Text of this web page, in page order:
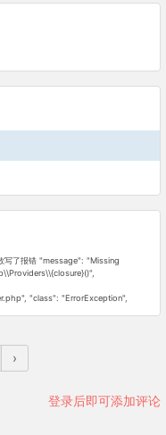
了报错 "message": "Missing
"class": "ErrorException",
›
登录后即可添加评论